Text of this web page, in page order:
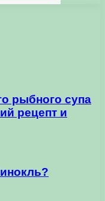
рыбного супа
рецепт и